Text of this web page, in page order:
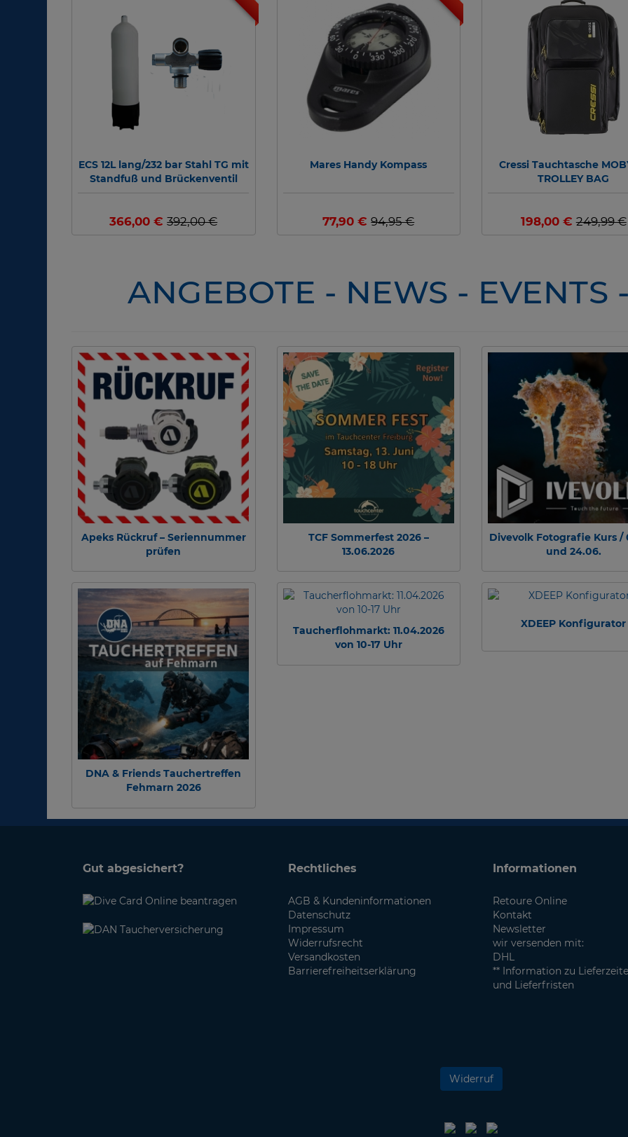
ECS 12L lang/232 bar Stahl TG mit
Standfuß und Brückenventil
rechts 12544RE
366,00 €392,00 €
Mares Handy Kompass
77,90 €94,95 €
Cressi Tauchtasche
TROLLEY BAG
198,00 €249,99 €
ANGEBOTE - NEWS - EVENTS
Apeks Rückruf – Seriennummer
prüfen
TCF Sommerfest 2026 –
13.06.2026
Divevolk Fotografie Kurs /
und 24.06.
DNA & Friends Tauchertreffen
Fehmarn 2026
Taucherflohmarkt: 11.04.2026
von 10-17 Uhr
XDEEP Konfigurator
Gut abgesichert? Rechtliches
AGB & Kundeninformationen
Datenschutz
Impressum
Widerrufsrecht
Versandkosten
Barrierefreiheitserklärung
Informationen
Retoure Online
Kontakt
Newsletter
wir versenden mit:
DHL
** Information zu
und Lieferfristen
Widerruf